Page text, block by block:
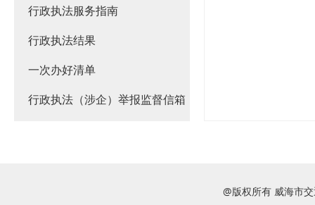
行政执法服务指南
行政执法结果
一次办好清单
行政执法（涉企）举报监督信箱
@版权所有 威海市